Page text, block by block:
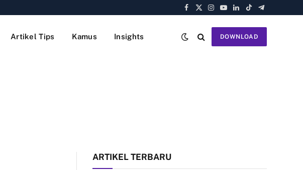
Facebook
X
Instagram
YouTube
LinkedIn
TikTokTelegram
Artikel Tips Kamus Insights DOWNLOAD
ARTIKEL TERBARU